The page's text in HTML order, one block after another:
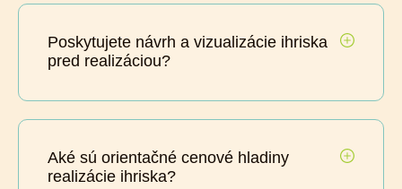
Poskytujete návrh a vizualizácie ihriska
pred realizáciou?
Aké sú orientačné cenové hladiny
realizácie ihriska?